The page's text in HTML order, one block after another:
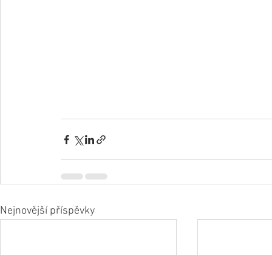
Nejnovější příspěvky